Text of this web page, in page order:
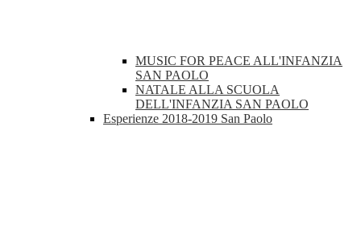
MUSIC FOR PEACE ALL'INFANZIA
SAN PAOLO
NATALE ALLA SCUOLA
DELL'INFANZIA SAN PAOLO
Esperienze 2018-2019 San Paolo